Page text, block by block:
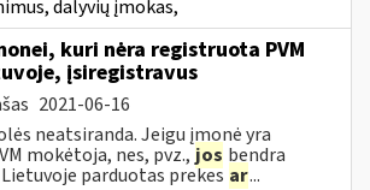
dalyvių įmokas,
kuri nėra registruota PVM
įsiregistravus
2021-06-16
neatsiranda. Jeigu įmonė yra
mokėtoja, nes, pvz., jos bendra
parduotas prekes ar...